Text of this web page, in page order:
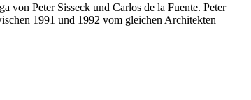
von Peter Sisseck und Carlos de la Fuente. Peter
1991 und 1992 vom gleichen Architekten